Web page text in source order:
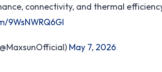
connectivity, and thermal
9WsNWRQ6Gl
May 7, 2026